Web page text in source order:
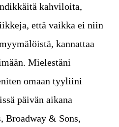
kahviloita,
että vaikka ei niin
kannattaa
Mielestäni
omaan tyyliini
päivän aikana
Broadway & Sons,